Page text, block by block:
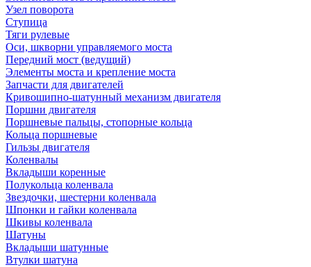
Узел поворота
Ступица
Тяги рулевые
Оси, шкворни управляемого моста
Передний мост (ведущий)
Элементы моста и крепление моста
Запчасти для двигателей
Кривошипно-шатунный механизм двигателя
Поршни двигателя
Поршневые пальцы, стопорные кольца
Кольца поршневые
Гильзы двигателя
Коленвалы
Вкладыши коренные
Полукольца коленвала
Звездочки, шестерни коленвала
Шпонки и гайки коленвала
Шкивы коленвала
Шатуны
Вкладыши шатунные
Втулки шатуна